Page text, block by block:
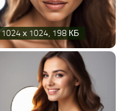
1024 х 1024, 198 КБ